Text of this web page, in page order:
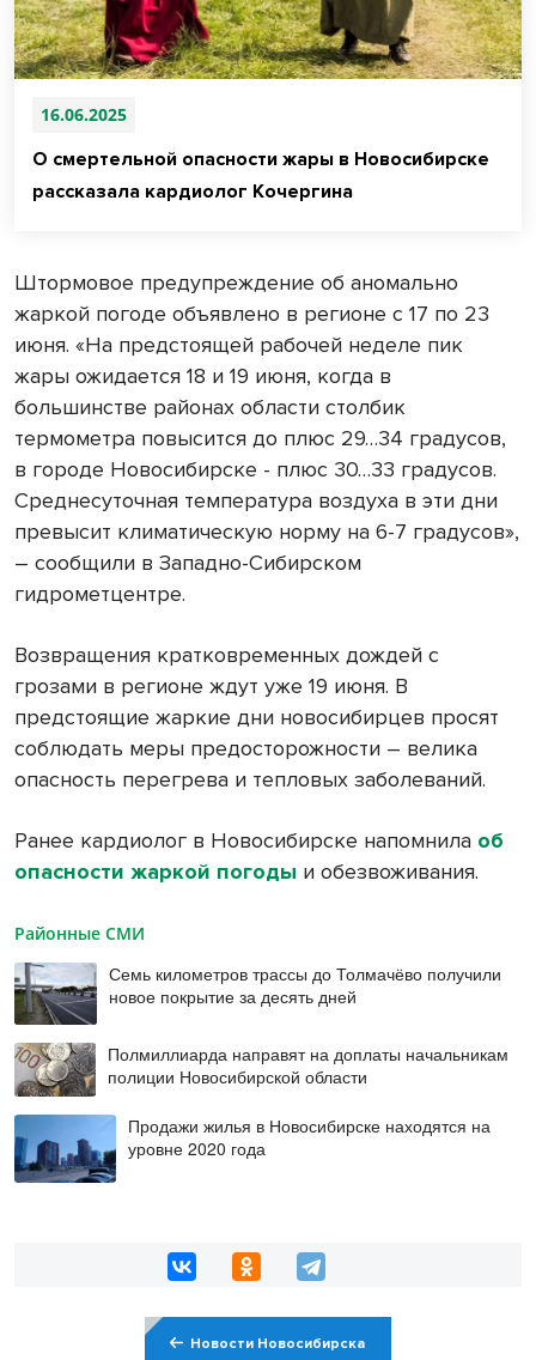
16.06.2025
О смертельной опасности жары в Новосибирске
рассказала кардиолог Кочергина
Штормовое предупреждение об аномально
жаркой погоде объявлено в регионе с 17 по 23
июня. «На предстоящей рабочей неделе пик
жары ожидается 18 и 19 июня, когда в
большинстве районах области столбик
термометра повысится до плюс 29…34 градусов,
в городе Новосибирске - плюс 30…33 градусов.
Среднесуточная температура воздуха в эти дни
превысит климатическую норму на 6-7 градусов»,
– сообщили в Западно-Сибирском
гидрометцентре.
Возвращения кратковременных дождей с
грозами в регионе ждут уже 19 июня. В
предстоящие жаркие дни новосибирцев просят
соблюдать меры предосторожности – велика
опасность перегрева и тепловых заболеваний.
Ранее кардиолог в Новосибирске напомнила об
опасности жаркой погоды и обезвоживания.
Районные СМИ
Семь километров трассы до Толмачёво получили
новое покрытие за десять дней
Полмиллиарда направят на доплаты начальникам
полиции Новосибирской области
Продажи жилья в Новосибирске находятся на
уровне 2020 года
Новости Новосибирска